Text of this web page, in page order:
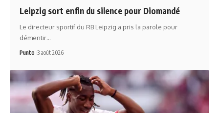
Leipzig sort enfin du silence pour Diomandé
Le directeur sportif du RB Leipzig a pris la parole pour
démentir…
Punto 3 août 2026